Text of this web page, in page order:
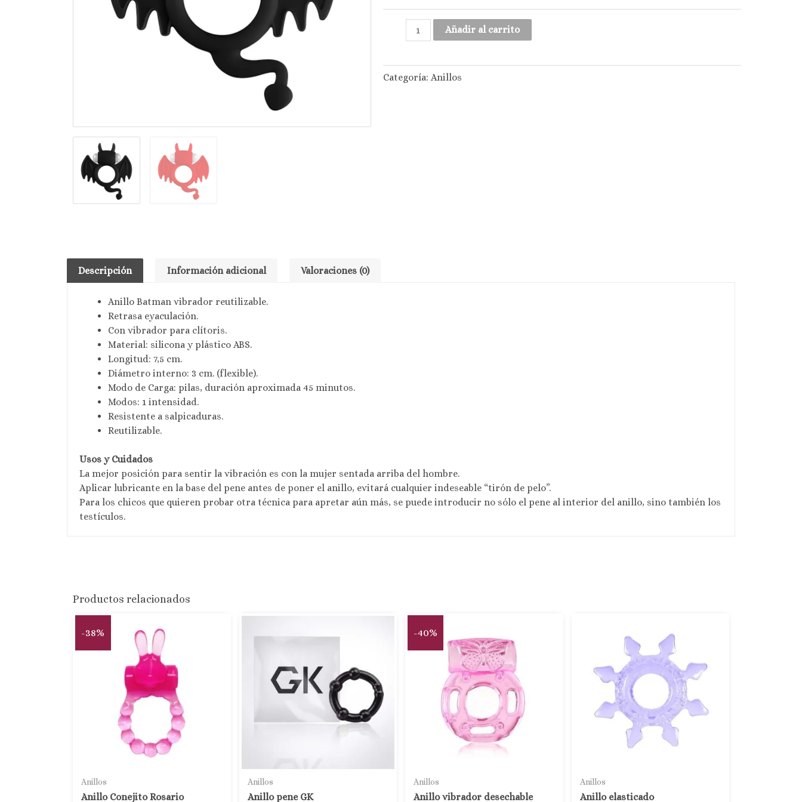
Añadir al carrito
Categoría: Anillos
Descripción Información adicional Valoraciones (0)
Anillo Batman vibrador reutilizable.
Retrasa eyaculación.
Con vibrador para clítoris.
Material: silicona y plástico ABS.
Longitud: 7,5 cm.
Diámetro interno: 3 cm. (flexible).
Modo de Carga: pilas, duración aproximada 45 minutos.
Modos: 1 intensidad.
Resistente a salpicaduras.
Reutilizable.
Usos y Cuidados
La mejor posición para sentir la vibración es con la mujer sentada arriba del hombre.
Aplicar lubricante en la base del pene antes de poner el anillo, evitará cualquier indeseable “tirón de pelo”.
Para los chicos que quieren probar otra técnica para apretar aún más, se puede introducir no sólo el pene al interior del anillo, sino también los
testículos.
Productos relacionados
-38%
Anillos
Anillo Conejito Rosario
Anillos
Anillo pene GK
-40%
Anillos
Anillo vibrador desechable
Anillos
Anillo elasticado